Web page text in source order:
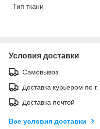
Тип ткани
Условия доставки
Самовывоз
Доставка курьером по
Доставка почтой
Все условия доставки